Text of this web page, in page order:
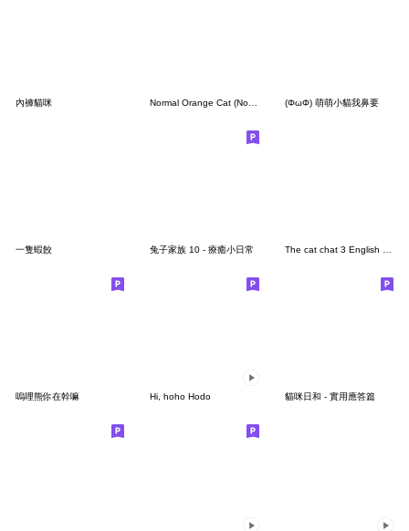
內褲貓咪 (ΦωΦ) 萌萌小貓我鼻要
一隻蝦餃 兔子家族 10 - 療癒小日常
嗚哩熊你在幹嘛 Hi, hoho Hodo 貓咪日和 - 實用應答篇